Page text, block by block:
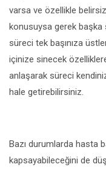
varsa ve özellikle
konusuysa gerek başka
süreci tek başınıza
içinize sinecek
anlaşarak süreci
hale getirebilirsiniz.
Bazı durumlarda hasta
kapsayabileceğini de